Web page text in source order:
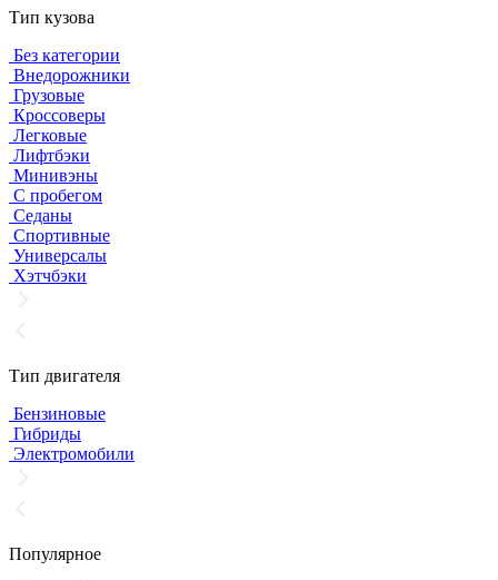
Тип кузова
Без категории
Внедорожники
Грузовые
Кроссоверы
Легковые
Лифтбэки
Минивэны
С пробегом
Седаны
Спортивные
Универсалы
Хэтчбэки
Тип двигателя
Бензиновые
Гибриды
Электромобили
Популярное